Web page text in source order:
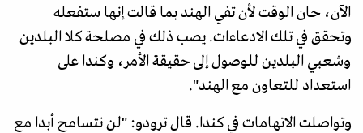
الآن، حان الوقت لأن تفي الهند بما قالت إنها ستفعله
وتحقق في تلك الادعاءات. يصب ذلك في مصلحة كلا البلدين
وشعبي البلدين للوصول إلى حقيقة الأمر، وكندا على
استعداد للتعاون مع الهند".
وتواصلت الاتهامات في كندا. قال ترودو: "لن نتسامح أبدا مع